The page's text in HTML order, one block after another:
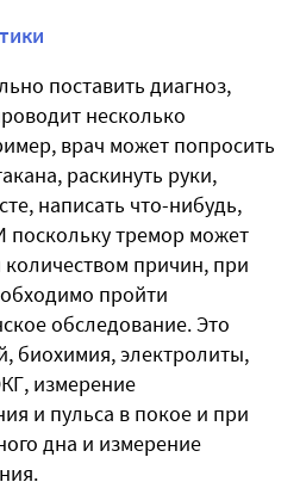
поставить диагноз,
несколько
врач может попросить
раскинуть руки,
написать что-нибудь,
поскольку тремор может
причин, при
пройти
обследование. Это
биохимия, электролиты,
измерение
и пульса в покое и при
дна и измерение